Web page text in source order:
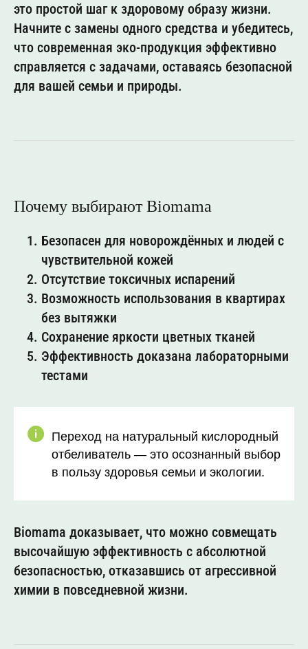
это простой шаг к здоровому образу жизни.
Начните с замены одного средства и убедитесь,
что современная эко-продукция эффективно
справляется с задачами, оставаясь безопасной
для вашей семьи и природы.
Почему выбирают Biomama
Безопасен для новорождённых и людей с
чувствительной кожей
Отсутствие токсичных испарений
Возможность использования в квартирах
без вытяжки
Сохранение яркости цветных тканей
Эффективность доказана лабораторными
тестами
Переход на натуральный кислородный
отбеливатель — это осознанный выбор
в пользу здоровья семьи и экологии.
Biomama доказывает, что можно совмещать
высочайшую эффективность с абсолютной
безопасностью, отказавшись от агрессивной
химии в повседневной жизни.
Wildberis
Ozon
ПОКУПАЙ НА:
ВКонтакте
MAX
Telegram
КОНТАКТЫ